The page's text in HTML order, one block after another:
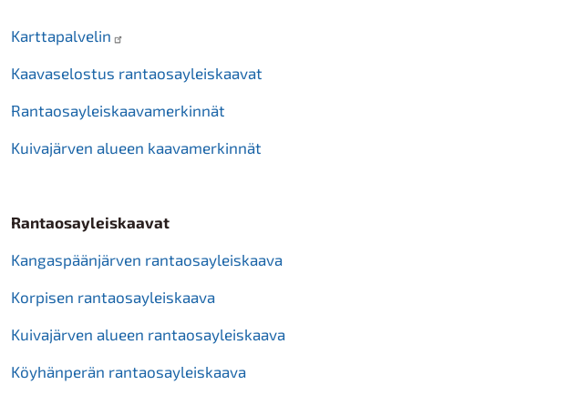
Karttapalvelin
Kaavaselostus rantaosayleiskaavat
Rantaosayleiskaavamerkinnät
Kuivajärven alueen kaavamerkinnät
Rantaosayleiskaavat
Kangaspäänjärven rantaosayleiskaava
Korpisen rantaosayleiskaava
Kuivajärven alueen rantaosayleiskaava
Köyhänperän rantaosayleiskaava